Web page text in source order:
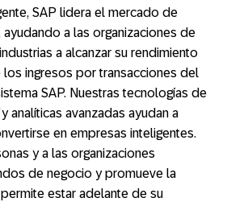
SAP lidera el mercado de
a las organizaciones de
a alcanzar su rendimiento
ingresos por transacciones del
SAP. Nuestras tecnologías de
y analíticas avanzadas ayudan a
en empresas inteligentes.
y a las organizaciones
de negocio y promueve la
estar adelante de su